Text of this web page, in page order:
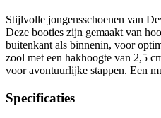
Stijlvolle jongensschoenen van
Deze booties zijn gemaakt van
buitenkant als binnenin, voor
zool met een hakhoogte van 2,5
voor avontuurlijke stappen. Een
Specificaties